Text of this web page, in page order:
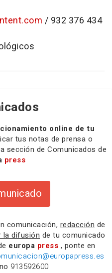
/ 932 376 434
online de tu
tus notas de prensa o
sección de Comunicados de
press
comunicación, redacción de
la difusión de tu comunicado
europa press , ponte en
913592600